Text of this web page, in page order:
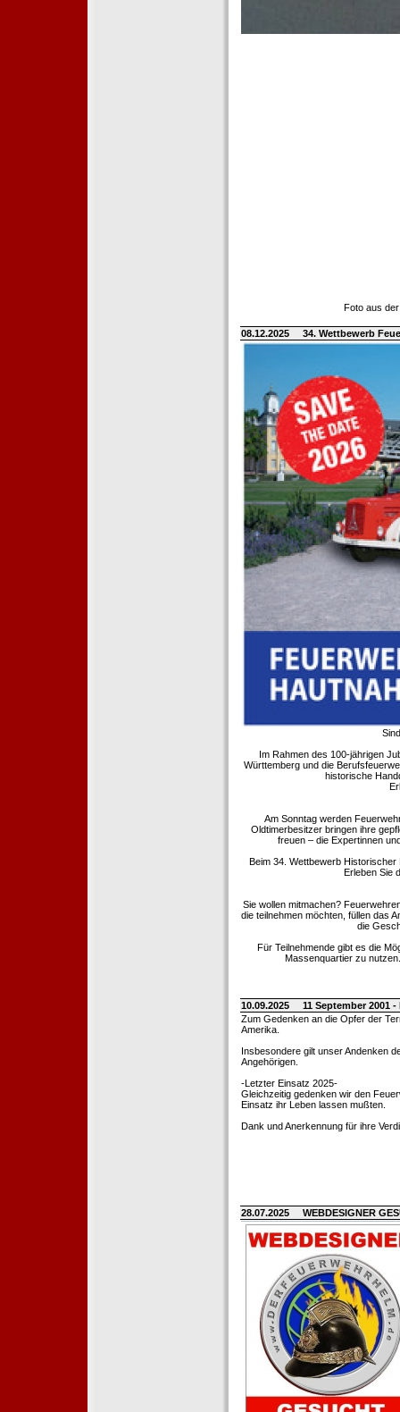
Foto aus
08.12.2025 34. Wettbewerb
Im Rahmen des 100-jährigen
Württemberg und die
historische
Am Sonntag werden
Oldtimerbesitzer bringen ihre
freuen – die Expertinnen
Beim 34. Wettbewerb
Erleben Sie
Sie wollen mitmachen?
die teilnehmen möchten, füllen das
die
Für Teilnehmende gibt es die
Massenquartier zu
10.09.2025
11 September 2001
Zum Gedenken an die Opfer der
Amerika.
Insbesondere gilt unser Andenken
Angehörigen.
-Letzter Einsatz 2025-
Gleichzeitig gedenken wir den
Einsatz ihr Leben lassen mußten.
Dank und Anerkennung für ihre
28.07.2025 WEBDESIGNER